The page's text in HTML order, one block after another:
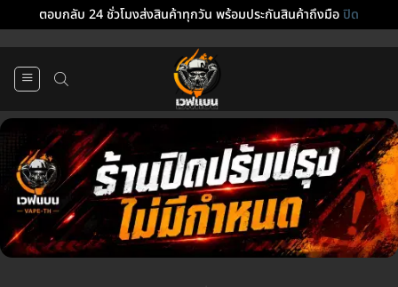
ตอบกลับ 24 ชั่วโมงส่งสินค้าทุกวัน พร้อมประกันสินค้าถึงมือปิด